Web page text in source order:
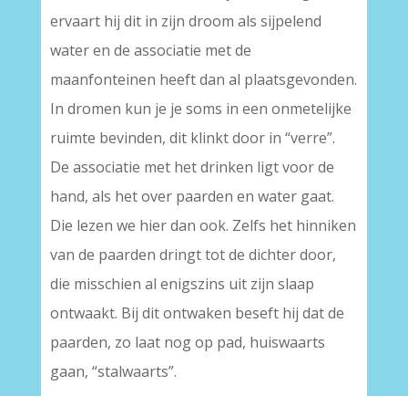
ervaart hij dit in zijn droom als sijpelend
water en de associatie met de
maanfonteinen heeft dan al plaatsgevonden.
In dromen kun je je soms in een onmetelijke
ruimte bevinden, dit klinkt door in “verre”.
De associatie met het drinken ligt voor de
hand, als het over paarden en water gaat.
Die lezen we hier dan ook. Zelfs het hinniken
van de paarden dringt tot de dichter door,
die misschien al enigszins uit zijn slaap
ontwaakt. Bij dit ontwaken beseft hij dat de
paarden, zo laat nog op pad, huiswaarts
gaan, “stalwaarts”.